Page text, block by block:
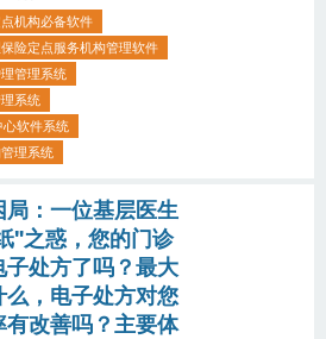
机构必备软件
险定点服务机构管理软件
管理系统
系统
心软件系统
理系统
局：一位基层医生
"之惑，您的门诊
子处方了吗？最大
么，电子处方对您
有改善吗？主要体